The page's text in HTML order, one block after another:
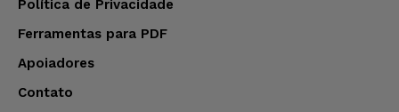
Política de Privacidade
Ferramentas para PDF
Apoiadores
Contato